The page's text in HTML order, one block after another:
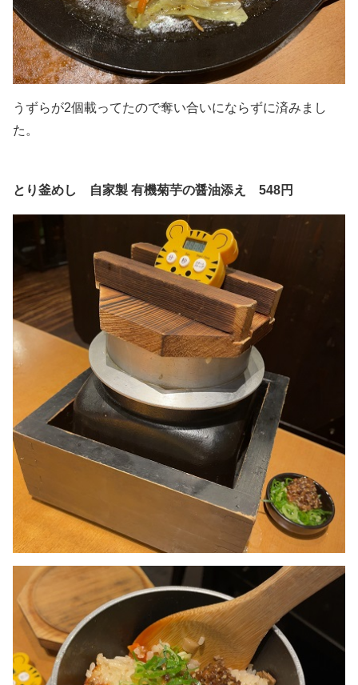
うずらが2個載ってたので奪い合いにならずに済みまし
た。
とり釜めし 自家製 有機菊芋の醤油添え 548円